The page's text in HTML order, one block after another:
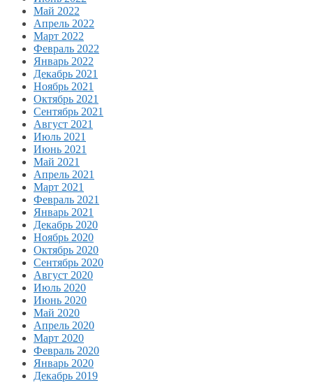
Май 2022
Апрель 2022
Март 2022
Февраль 2022
Январь 2022
Декабрь 2021
Ноябрь 2021
Октябрь 2021
Сентябрь 2021
Август 2021
Июль 2021
Июнь 2021
Май 2021
Апрель 2021
Март 2021
Февраль 2021
Январь 2021
Декабрь 2020
Ноябрь 2020
Октябрь 2020
Сентябрь 2020
Август 2020
Июль 2020
Июнь 2020
Май 2020
Апрель 2020
Март 2020
Февраль 2020
Январь 2020
Декабрь 2019